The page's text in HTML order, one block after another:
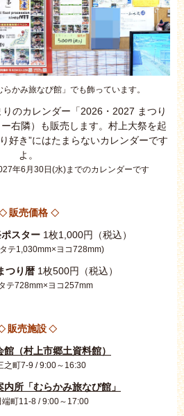
かみ旅なび館」でも飾っています。
のカレンダー「2026・2027 まつり
右隣）も販売します。村上大祭を起
好き”にはたまらないカレンダーです
よ。
年6月30日(水)までのカレンダーです
販売価格 ◇
スター 1枚1,000円（税込）
テ1,030mm×ヨコ728mm)
つり暦 1枚500円（税込）
テ728mm×ヨコ257mm
販売施設 ◇
（村上市郷土資料館）
之町7-9 / 9:00～16:30
所「むらかみ旅なび館」
端町11-8 / 9:00～17:00